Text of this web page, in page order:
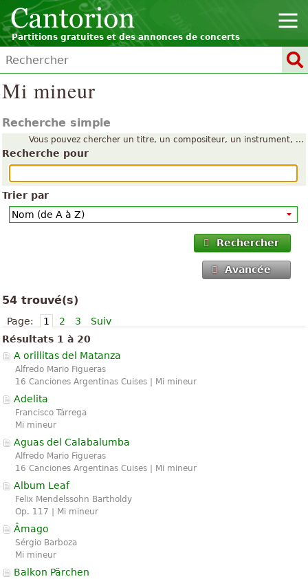
Partitions gratuites et des annonces de concerts
Mi mineur
Recherche simple
Vous pouvez chercher un titre, un compositeur, un instrument, ...
Recherche pour
Trier par
Rechercher
Avancée
54 trouvé(s)
Page: 1 2 3
Suiv
Résultats 1 à 20
A orillitas del Matanza
Alfredo Mario Figueras
16 Canciones Argentinas Cuises | Mi mineur
Adelita
Francisco Tárrega
Mi mineur
Aguas del Calabalumba
Alfredo Mario Figueras
16 Canciones Argentinas Cuises | Mi mineur
Album Leaf
Felix Mendelssohn Bartholdy
Op. 117 | Mi mineur
Âmago
Sérgio Barboza
Mi mineur
Balkon Pärchen